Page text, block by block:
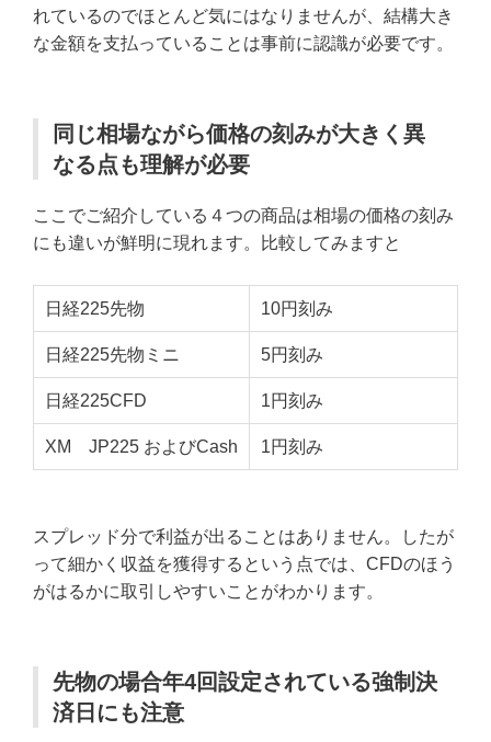
れているのでほとんど気にはなりませんが、結構大き
な金額を支払っていることは事前に認識が必要です。
同じ相場ながら価格の刻みが大きく異
なる点も理解が必要
ここでご紹介している４つの商品は相場の価格の刻み
にも違いが鮮明に現れます。比較してみますと
日経225先物 10円刻み
日経225先物ミニ 5円刻み
日経225CFD 1円刻み
XM JP225 およびCash 1円刻み
スプレッド分で利益が出ることはありません。したが
って細かく収益を獲得するという点では、CFDのほう
がはるかに取引しやすいことがわかります。
先物の場合年4回設定されている強制決
済日にも注意